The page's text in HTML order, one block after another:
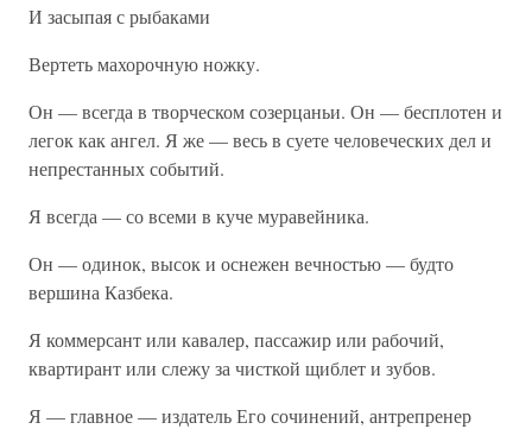
И засыпая с рыбаками
Вертеть махорочную ножку.
Он — всегда в творческом созерцаньи. Он — бесплотен и
легок как ангел. Я же — весь в суете человеческих дел и
непрестанных событий.
Я всегда — со всеми в куче муравейника.
Он — одинок, высок и оснежен вечностью — будто
вершина Казбека.
Я коммерсант или кавалер, пассажир или рабочий,
квартирант или слежу за чисткой щиблет и зубов.
Я — главное — издатель Его сочинений, антрепренер